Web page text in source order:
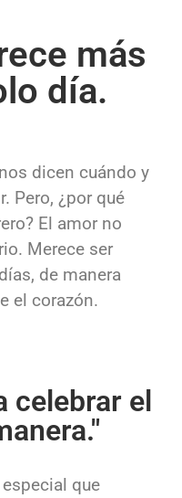
más
día.
dicen cuándo y
Pero, ¿por qué
El amor no
Merece ser
de manera
el corazón.
celebrar el
que